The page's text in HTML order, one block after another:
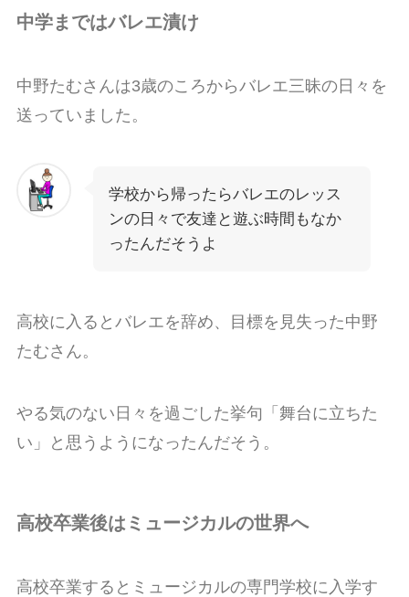
中学まではバレエ漬け
中野たむさんは3歳のころからバレエ三昧の日々を
送っていました。
学校から帰ったらバレエのレッス
ンの日々で友達と遊ぶ時間もなか
ったんだそうよ
高校に入るとバレエを辞め、目標を見失った中野
たむさん。
やる気のない日々を過ごした挙句「舞台に立ちた
い」と思うようになったんだそう。
高校卒業後はミュージカルの世界へ
高校卒業するとミュージカルの専門学校に入学す